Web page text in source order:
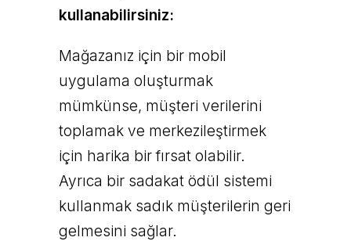
kullanabilirsiniz:
Mağazanız için bir mobil
uygulama oluşturmak
mümkünse, müşteri verilerini
toplamak ve merkezileştirmek
için harika bir fırsat olabilir.
Ayrıca bir sadakat ödül sistemi
kullanmak sadık müşterilerin geri
gelmesini sağlar.